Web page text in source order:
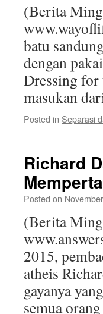
(Berita
batu
dengan
Dressing for
masukan
Posted in Separasi
Richard
Posted on
(Berita
2015,
atheis
gayanya
semua